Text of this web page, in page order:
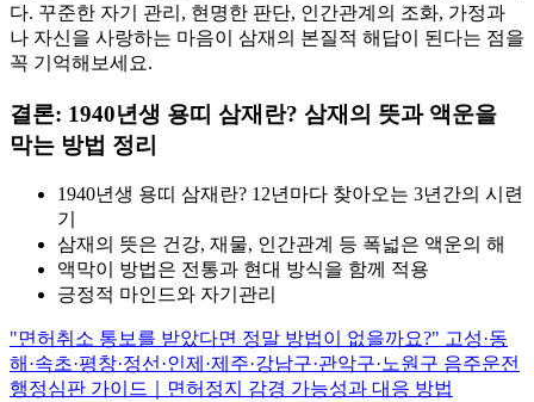
다. 꾸준한 자기 관리, 현명한 판단, 인간관계의 조화, 가정과
나 자신을 사랑하는 마음이 삼재의 본질적 해답이 된다는 점을
꼭 기억해보세요.
결론: 1940년생 용띠 삼재란? 삼재의 뜻과 액운을
막는 방법 정리
1940년생 용띠 삼재란? 12년마다 찾아오는 3년간의 시련
기
삼재의 뜻은 건강, 재물, 인간관계 등 폭넓은 액운의 해
액막이 방법은 전통과 현대 방식을 함께 적용
긍정적 마인드와 자기관리
"면허취소 통보를 받았다면 정말 방법이 없을까요?" 고성·동
해·속초·평창·정선·인제·제주·강남구·관악구·노원구 음주운전
행정심판 가이드｜면허정지 감경 가능성과 대응 방법